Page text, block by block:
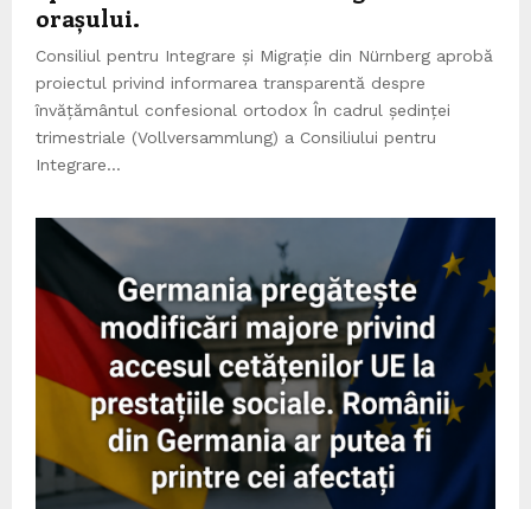
orașului.
Consiliul pentru Integrare și Migrație din Nürnberg aprobă
proiectul privind informarea transparentă despre
învățământul confesional ortodox În cadrul ședinței
trimestriale (Vollversammlung) a Consiliului pentru
Integrare...